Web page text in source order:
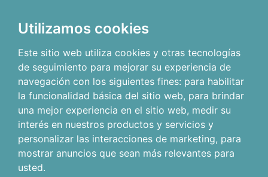
Utilizamos cookies
Este sitio web utiliza cookies y otras tecnologías
de seguimiento para mejorar su experiencia de
navegación con los siguientes fines: para habilitar
la funcionalidad básica del sitio web, para brindar
una mejor experiencia en el sitio web, medir su
interés en nuestros productos y servicios y
personalizar las interacciones de marketing, para
mostrar anuncios que sean más relevantes para
usted.